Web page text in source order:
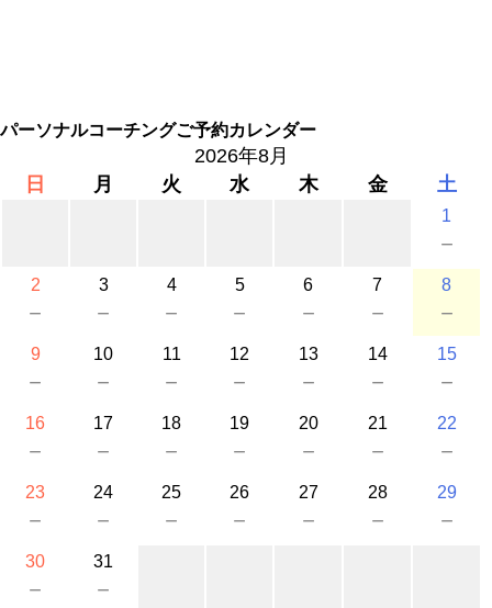
パーソナルコーチングご予約カレンダー
2026年8月
日
月 火 水 木 金 土
1
－
2
－
3
－
4
－
5
－
6
－
7
－
8
－
9
－
10
－
11
－
12
－
13
－
14
－
15
－
16
－
17
－
18
－
19
－
20
－
21
－
22
－
23
－
24
－
25
－
26
－
27
－
28
－
29
－
30
－
31
－